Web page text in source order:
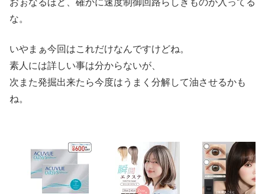
おぉなるほど、確かに速度制御回路らしきものが入ってる
な。
いやまぁ今回はこれだけなんですけどね。
素人には詳しい事は分からないが、
次また発掘出来たら今度はうまく分解して油させるかも
ね。